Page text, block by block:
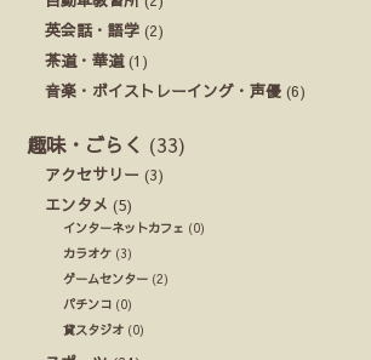
英会話・語学 (2)
茶道・華道(1)
音楽・ボイストレーイング・声優 (6)
趣味・ごらく (33)
アクセサリー (3)
エンタメ (5)
インターネットカフェ (0)
カラオケ (3)
ゲームセンター (2)
パチンコ (0)
貸スタジオ (0)